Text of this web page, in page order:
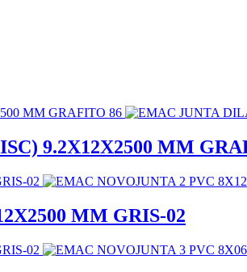
9.2X12X2500 MM
MM GRIS-02